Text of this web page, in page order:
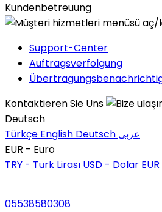
Kundenbetreuung
Support-Center
Auftragsverfolgung
Kontaktieren Sie Uns
Deutsch
Türkçe English Deutsch عربى
EUR - Euro
TRY - Türk Lirası USD - Dolar
05538580308